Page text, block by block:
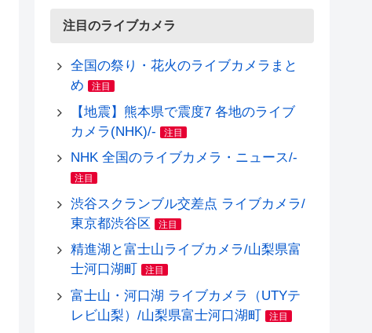
注目のライブカメラ
全国の祭り・花火のライブカメラまと
め
注目
【地震】熊本県で震度7 各地のライブ
カメラ(NHK)/-
注目
NHK 全国のライブカメラ・ニュース/-
注目
渋谷スクランブル交差点 ライブカメラ/
東京都渋谷区
注目
精進湖と富士山ライブカメラ/山梨県富
士河口湖町
注目
富士山・河口湖 ライブカメラ（UTYテ
レビ山梨）/山梨県富士河口湖町
注目